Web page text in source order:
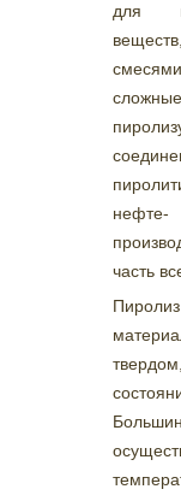
для
часть